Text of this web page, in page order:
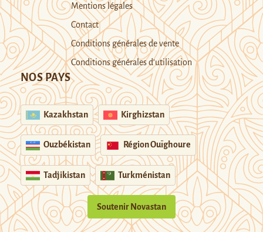
Mentions légales
Contact
Conditions générales de vente
Conditions générales d’utilisation
NOS PAYS
Kazakhstan Kirghizstan
Ouzbékistan Région Ouïghoure
Tadjikistan Turkménistan
Soutenir Novastan